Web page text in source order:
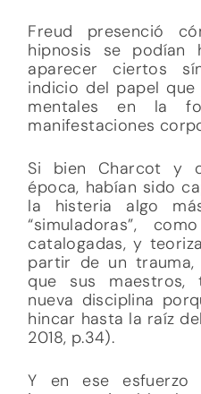
Freud presenció
hipnosis se podían
aparecer ciertos
indicio del papel
mentales en la
manifestaciones
Si bien Charcot y
época, habían sido
la histeria algo
“simuladoras”,
catalogadas, y
partir de un trauma,
que sus
nueva disciplina
hincar hasta la raíz
2018, p.34).
Y en ese esfuerzo